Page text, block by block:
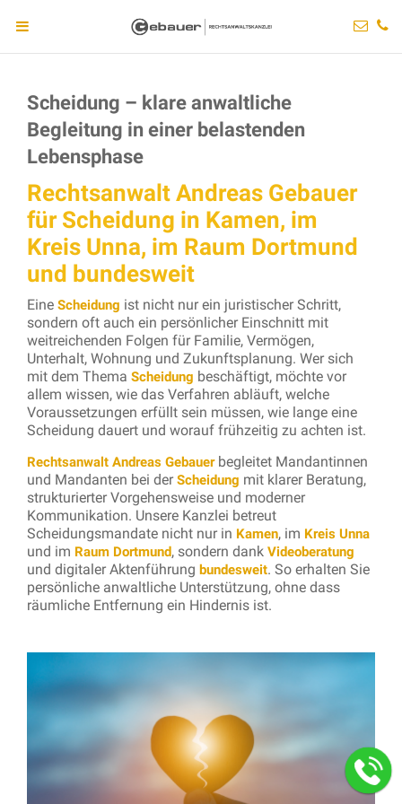
Scheidung – klare anwaltliche
Begleitung in einer belastenden
Lebensphase
Rechtsanwalt Andreas Gebauer
für Scheidung in Kamen, im
Kreis Unna, im Raum Dortmund
und bundesweit
Eine Scheidung ist nicht nur ein juristischer Schritt,
sondern oft auch ein persönlicher Einschnitt mit
weitreichenden Folgen für Familie, Vermögen,
Unterhalt, Wohnung und Zukunftsplanung. Wer sich
mit dem Thema Scheidung beschäftigt, möchte vor
allem wissen, wie das Verfahren abläuft, welche
Voraussetzungen erfüllt sein müssen, wie lange eine
Scheidung dauert und worauf frühzeitig zu achten ist.
Rechtsanwalt Andreas Gebauerbegleitet Mandantinnen
und Mandanten bei derScheidung mit klarer Beratung,
strukturierter Vorgehensweise und moderner
Kommunikation. Unsere Kanzlei betreut
Scheidungsmandate nicht nur in Kamen, im Kreis Unna
und im Raum Dortmund, sondern dank Videoberatung
und digitaler Aktenführung bundesweit. So erhalten Sie
persönliche anwaltliche Unterstützung, ohne dass
räumliche Entfernung ein Hindernis ist.